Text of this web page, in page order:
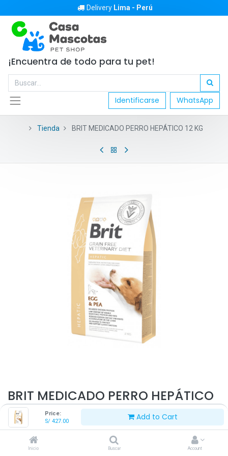
Price:
S/ 427.00 Add to Cart
Inicio Buscar Account
Delivery Lima - Perú
¡Encuentra de todo para tu pet!
Identificarse WhatsApp
Tienda BRIT MEDICADO PERRO HEPÁTICO 12 KG
BRIT MEDICADO PERRO HEPÁTICO
12 KG
427.00